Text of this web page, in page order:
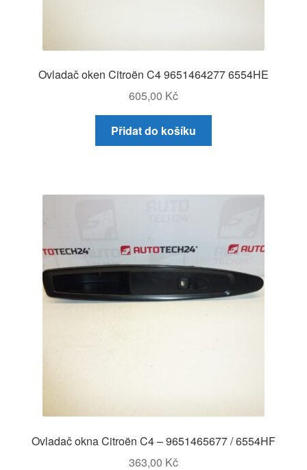
Ovladač oken Citroën C4 9651464277 6554HE
605,00 Kč
Přidat do košíku
Ovladač okna Citroën C4 – 9651465677 / 6554HF
363,00 Kč